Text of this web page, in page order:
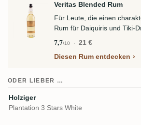
Veritas Blended Rum
Für Leute, die einen
Rum für Daiquiris und Tiki-
7,7/10
21 €
Diesen Rum entdecken
ODER LIEBER …
Holziger
Plantation 3 Stars White